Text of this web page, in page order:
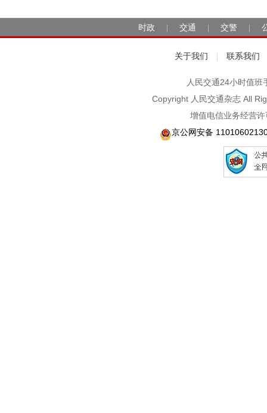
时政 交通 交警
关于我们 联系我们
人民交通24小时值
Copyright 人民交通杂志 All
增值电信业务经营
京公网安备